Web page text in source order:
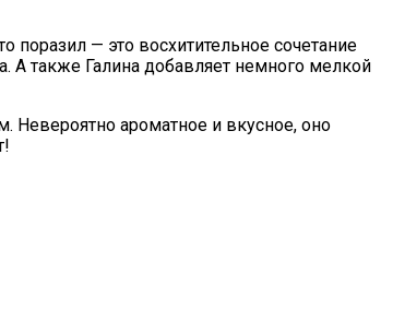
— это восхитительное сочетание
А также Галина добавляет немного мелкой
Невероятно ароматное и вкусное, оно